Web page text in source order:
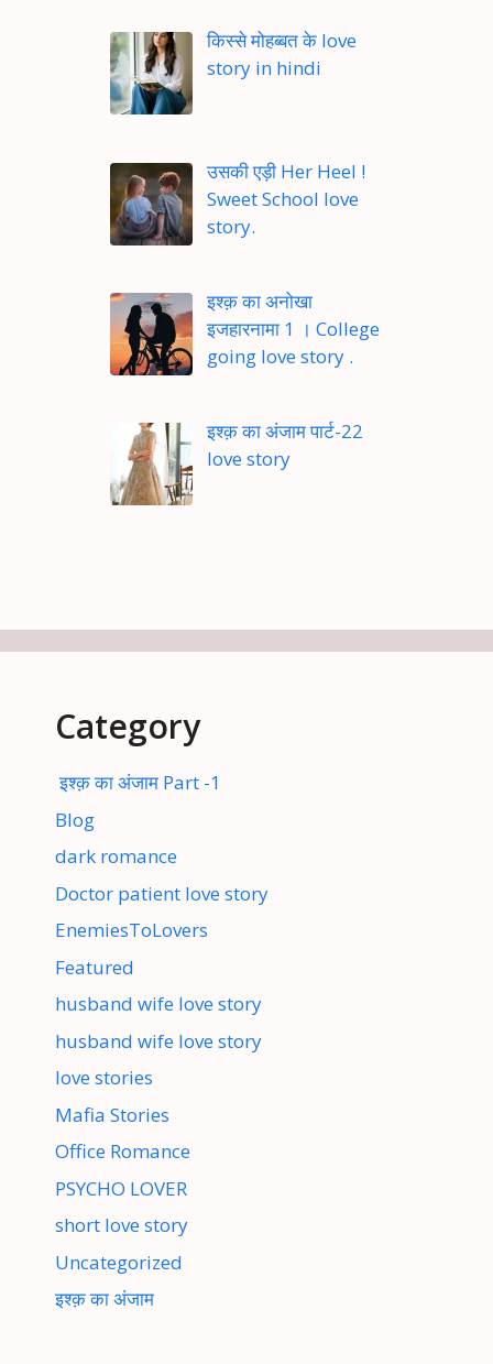
किस्से मोहब्बत के love
story in hindi
उसकी एड़ी Her Heel !
Sweet School love
story.
इश्क़ का अनोखा
इजहारनामा 1 । College
going love story .
इश्क़ का अंजाम पार्ट-22
love story
Category
इश्क़ का अंजाम Part -1
Blog
dark romance
Doctor patient love story
EnemiesToLovers
Featured
husband wife love story
husband wife love story
love stories
Mafia Stories
Office Romance
PSYCHO LOVER
short love story
Uncategorized
इश्क़ का अंजाम